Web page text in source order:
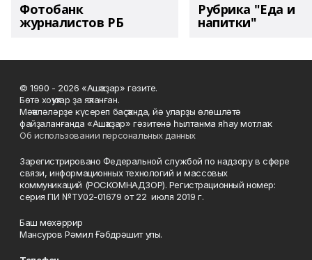
Фотобанк
журналистов РБ
Рубрика "Еда и
напитки"
© 1990 - 2026 «Ашҡаҙар» гәзите.
Бөтә хоҡуҡтар ҙа яҡланған.
Мәҡәләләрҙе күсереп баҫҡанда, йә уларҙы өлөшләтә
файҙаланғанда «Ашҡаҙар» гәзитенә һылтанма яһау мотлаҡ.
Об использовании персональных данных
Зарегистрировано Федеральной службой по надзору в сфере
связи, информационных технологий и массовых
коммуникаций (РОСКОМНАДЗОР). Регистрационный номер:
серия ПИ №ТУ02-01679 от 22 июля 2019 г.
Баш мөхәррир
Мансуров Рәмил Ғәбдрәшит улы.